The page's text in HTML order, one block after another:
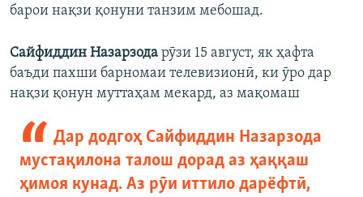
барои нақзи қонуни танзим мебошад.
Сайфиддин Назарзода рӯзи 15 август, як ҳафта
баъди пахши барномаи телевизионӣ, ки ӯро дар
нақзи қонун муттаҳам мекард, аз мақомаш
Дар додгоҳ Сайфиддин Назарзода
мустақилона талош дорад аз ҳаққаш
ҳимоя кунад. Аз рӯи иттило дарёфтӣ,